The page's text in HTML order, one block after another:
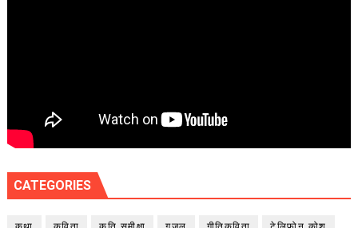
CATEGORIES